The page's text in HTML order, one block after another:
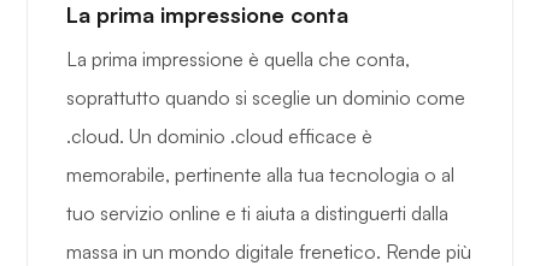
La prima impressione conta
La prima impressione è quella che conta,
soprattutto quando si sceglie un dominio come
.cloud. Un dominio .cloud efficace è
memorabile, pertinente alla tua tecnologia o al
tuo servizio online e ti aiuta a distinguerti dalla
massa in un mondo digitale frenetico. Rende più